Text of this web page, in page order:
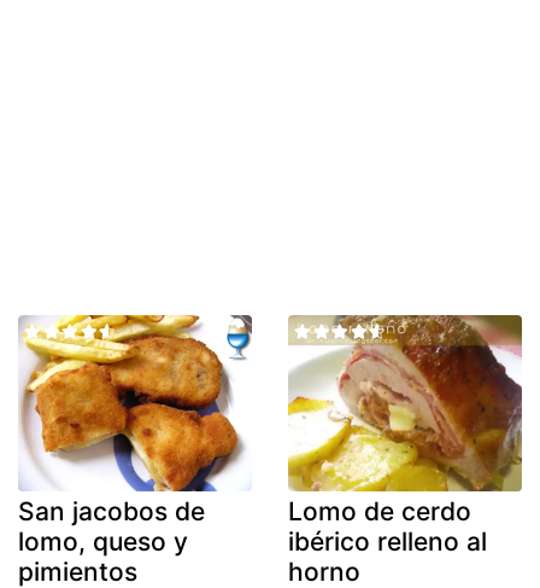
San jacobos de
lomo, queso y
pimientos
Lomo de cerdo
ibérico relleno al
horno